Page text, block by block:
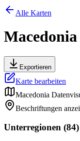
Alle Karten
Macedonia
Exportieren
Karte bearbeiten
Macedonia
Beschriftungen
Unterregionen (84)